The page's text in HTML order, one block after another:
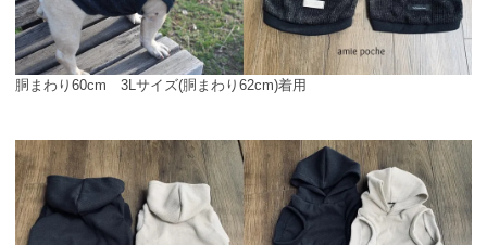
胴まわり60cm 3Lサイズ(胴まわり62cm)着用